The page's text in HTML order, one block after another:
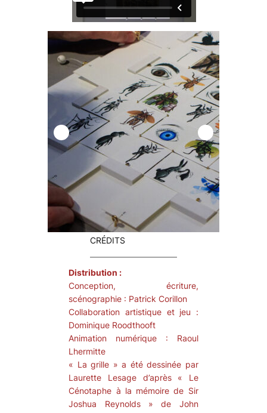
©le corridor
CRÉDITS
Distribution :
Conception, écriture,
scénographie : Patrick Corillon
Collaboration artistique et jeu :
Dominique Roodthooft
Animation numérique : Raoul
Lhermitte
« La grille » a été dessinée par
Laurette Lesage d’après « Le
Cénotaphe à la mémoire de Sir
Joshua Reynolds » de John